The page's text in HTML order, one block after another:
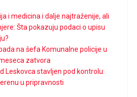
i medicina i dalje najtraženije, ali
Šta pokazuju podaci o upisu
na šefa Komunalne policije u
zatvora
Leskovca stavljen pod kontrolu:
u pripravnosti